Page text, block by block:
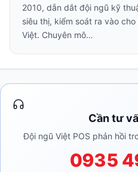
2010, dẫn dắt đội ngũ kỹ
siêu thị, kiểm soát ra vào
Việt. Chuyên mô…
Cần tư
Đội ngũ Việt POS phản hồi
0935